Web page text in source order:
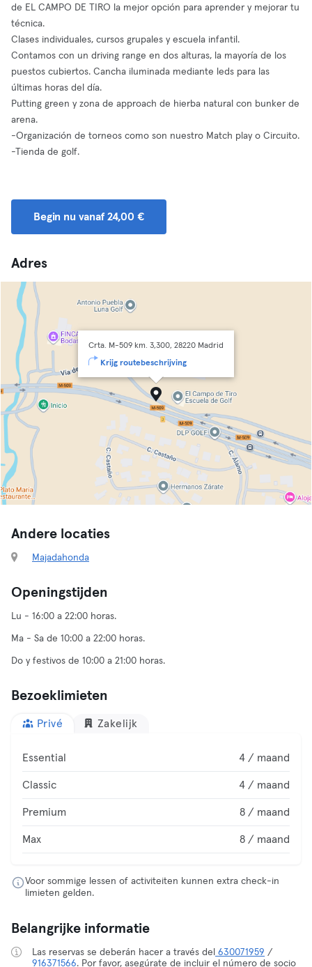
de EL CAMPO DE TIRO la mejor opción para aprender y mejorar tu
técnica.
Clases individuales, cursos grupales y escuela infantil.
Contamos con un driving range en dos alturas, la mayoría de los
puestos cubiertos. Cancha iluminada mediante leds para las
últimas horas del día.
Putting green y zona de approach de hierba natural con bunker de
arena.
-Organización de torneos como son nuestro Match play o Circuito.
-Tienda de golf.
Begin nu vanaf 24,00 €
Adres
Crta. M-509 km. 3,300, 28220 Madrid
Krijg routebeschrijving
Andere locaties
Majadahonda
Openingstijden
Lu - 16:00 a 22:00 horas.
Ma - Sa de 10:00 a 22:00 horas.
Do y festivos de 10:00 a 21:00 horas.
Bezoeklimieten
Privé Zakelijk
Essential 4 / maand
Classic 4 / maand
Premium 8 / maand
Max 8 / maand
Voor sommige lessen of activiteiten kunnen extra check-in
limieten gelden.
Belangrijke informatie
Las reservas se deberán hacer a través del 630071959 /
916371566. Por favor, asegúrate de incluir el número de socio